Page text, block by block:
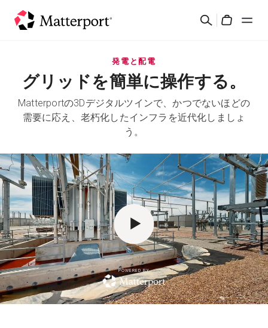
検
製品
リソース
最新情報
お問い合わせ
サインイン
発電と配電
グリッドを簡単に操作する。
Matterportの3Dデジタルツインで、かつでないほどの
需要に応え、老朽化したインフラを近代化しましょ
う。
POWERED BY